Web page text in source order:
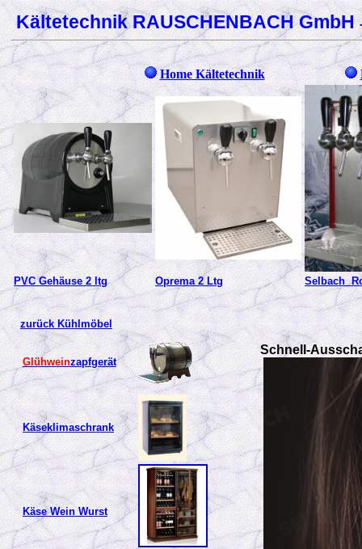
Kältetechnik RAUSCHENBACH GmbH
Home Kältetechnik
PVC Gehäuse 2 ltg Oprema 2 Ltg Selbach
zurück Kühlmöbel
Glühweinzapfgerät
Käseklimaschrank
Käse Wein Wurst
Schnell-